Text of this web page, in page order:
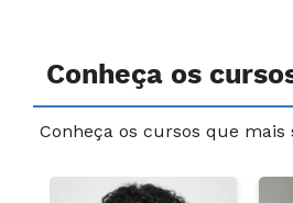
Conheça os
Conheça os cursos que mais